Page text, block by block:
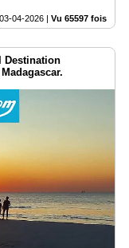
03-04-2026 | Vu 65597 fois
Destination